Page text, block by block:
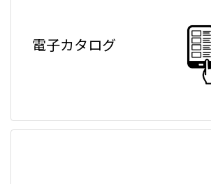
電子カタログ